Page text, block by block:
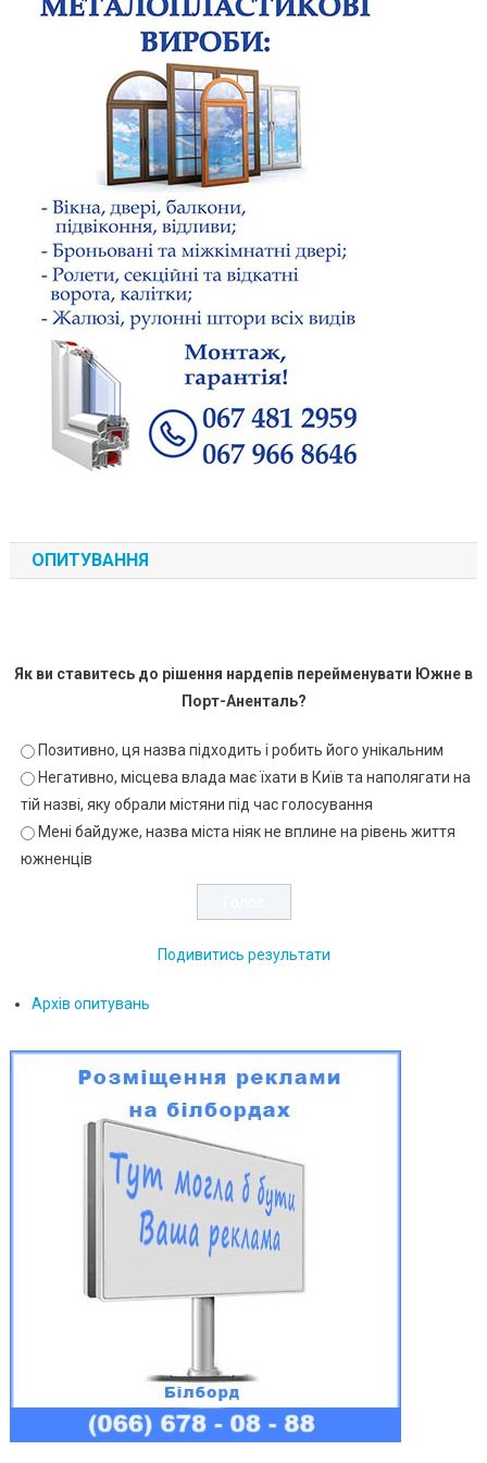
ОПИТУВАННЯ
Як ви ставитесь до рішення нардепів перейменувати Южне в
Порт-Аненталь?
Позитивно, ця назва підходить і робить його унікальним
Негативно, місцева влада має їхати в Київ та наполягати на
тій назві, яку обрали містяни під час голосування
Мені байдуже, назва міста ніяк не вплине на рівень життя
южненців
Подивитись результати
Архів опитувань